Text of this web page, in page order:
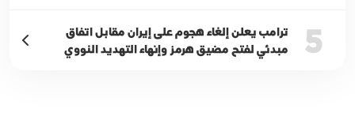
5
ترامب يعلن إلغاء هجوم على إيران مقابل اتفاق
مبدئي لفتح مضيق هرمز وإنهاء التهديد النووي